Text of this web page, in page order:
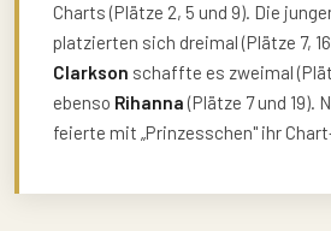
Charts (Plätze 2, 5 und 9). Die
platzierten sich dreimal (Plätze 7, 16
Clarkson schaffte es zweimal
ebenso Rihanna (Plätze 7 und 19).
feierte mit „Prinzesschen" ihr